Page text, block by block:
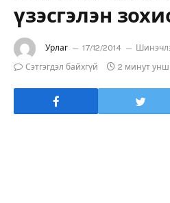
үзэсгэлэн
Урлаг 17/12/2014
Сэтгэгдэл байхгүй
2 минут